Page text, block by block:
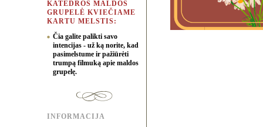
KATEDROS MALDOS
GRUPELĖ KVIEČIAME
KARTU MELSTIS:
Čia galite palikti savo
intencijas - už ką norite, kad
pasimelstume ir pažiūrėti
trumpą filmuką apie maldos
grupelę.
INFORMACIJA